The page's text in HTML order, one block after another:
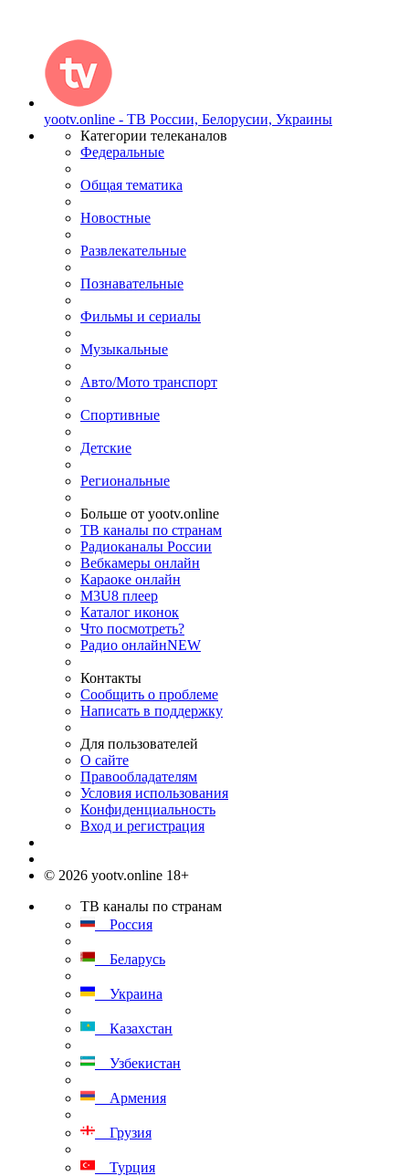
yootv.online - ТВ России, Белорусии, Украины
Категории телеканалов
Федеральные
Общая тематика
Новостные
Развлекательные
Познавательные
Фильмы и сериалы
Музыкальные
Авто/Мото транспорт
Спортивные
Детские
Региональные
Больше от yootv.online
ТВ каналы по странам
Радиоканалы России
Вебкамеры онлайн
Караоке онлайн
M3U8 плеер
Каталог иконок
Что посмотреть?
Радио онлайнNEW
Контакты
Сообщить о проблеме
Написать в поддержку
Для пользователей
О сайте
Правообладателям
Условия использования
Конфиденциальность
Вход и регистрация
© 2026 yootv.online 18+
ТВ каналы по странам
Россия
Беларусь
Украина
Казахстан
Узбекистан
Армения
Грузия
Турция